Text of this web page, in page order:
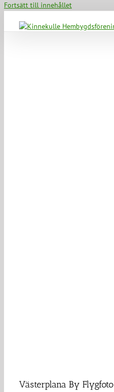
Fortsätt till innehållet
Västerplana By Flygfoto